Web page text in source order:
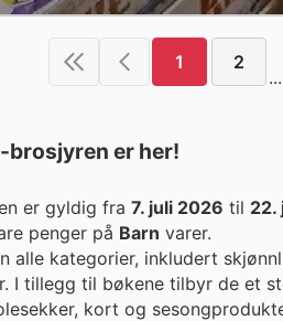
1 2
...
brosjyren er her!
er gyldig fra 7. juli 2026 til 22.
penger på Barn varer.
alle kategorier, inkludert
I tillegg til bøkene tilbyr de et
kort og